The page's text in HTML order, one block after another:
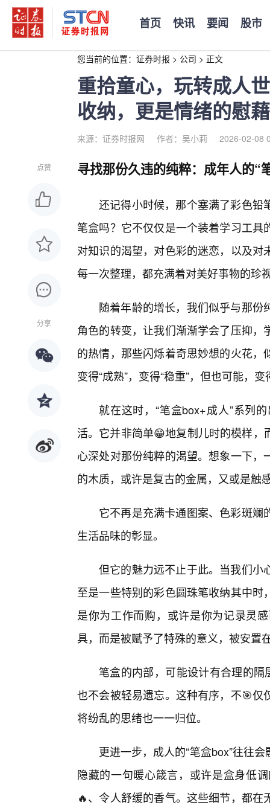
首页 快讯 要闻 股市
您当前的位置： 证券时报 > 公司 > 正文
重拾童心，玩转成人
收纳，更是情绪的慰
来源：证券时报网 作者：吴小莉 2026-02-08
点赞
分享
寻找那份久违的纯粹：成年人的“
还记得小时候，那个塞满了彩色铅
笔盒吗？它不仅仅是一个装着学习工
对知识的渴望，对色彩的迷恋，以及
每一次整理，都充满着对美好事物的珍
随着年龄的增长，我们似乎与那
角色的转变，让我们渐渐学会了压抑
的热情，那些闪烁着奇思妙想的火花
变得“成熟”，变得“稳重”，但也可能，
就在这时，“笔盒box+成人”系列
活。它并非简单😁地复制儿时的模样
心深处对那份纯粹的渴望。想象一下
的木质，或许是复古的金属，又或是触
它不再是充满卡通图案、色彩斑
生活品味的彰显。
但它的魅力远不止于此。当我们小
至是一些特别的彩色圆珠笔收纳其中
是你为工作而购，或许是你为记录灵
具，而是被赋予了特殊的意义，被安置
笔盒的内部，可能设计有合理的隔
也不会被轻易遗忘。这种有序，不🎯
将纷乱的思绪也一一归位。
更进一步，成人的“笔盒box”往往
隐藏的一句暖心箴言，或许是盒身低
🔥、令人舒缓的香气。这些细节，都